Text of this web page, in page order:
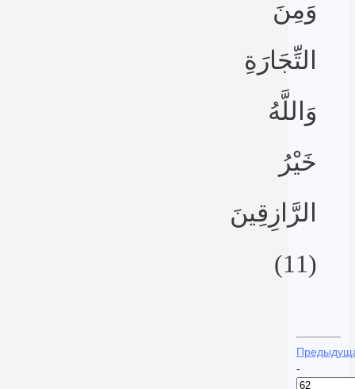
وَمِنَ
التِّجَارَةِ
وَاللَّهُ
خَيْرُ
الرَّازِقِينَ
(11)
-